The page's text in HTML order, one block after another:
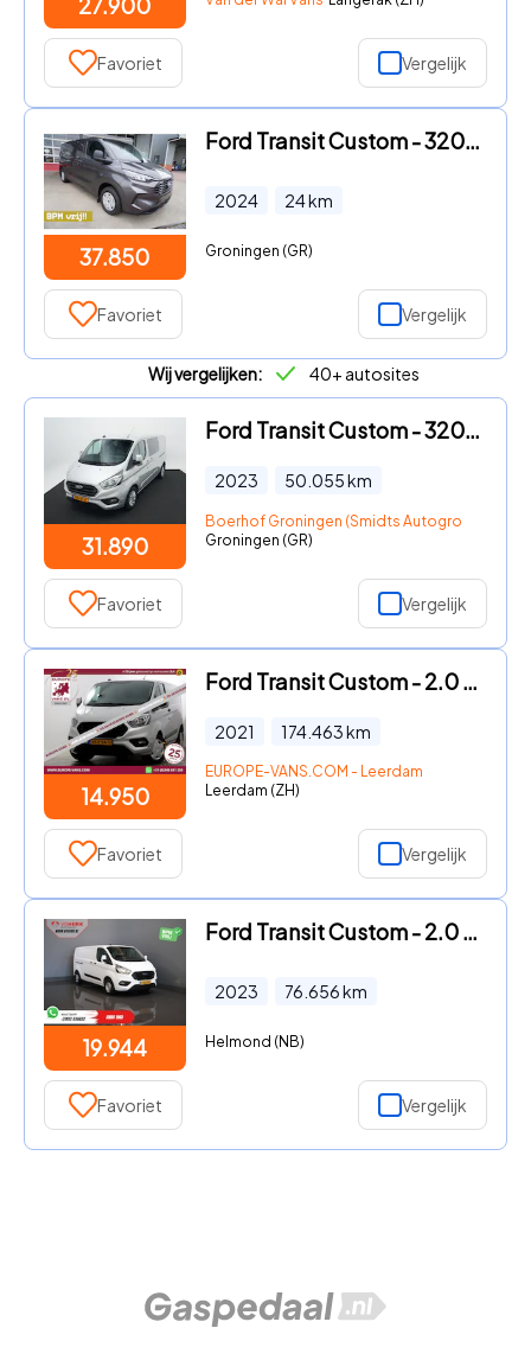
Favoriet Vergelijk
37.850
Ford Transit Custom - 320L 2.0 TDCI 136PK L2H1 Trend Achterklep Schuifdeur L / R N
2024 24km
Groningen (GR)
Favoriet Vergelijk
Wij vergelijken: 40+ autosites
31.890
Ford Transit Custom - 320 2.0 TDCI 130pk L2H1 Limited DC | Camera | Leer | El. ver
2023 50.055km
Boerhof Groningen (Smidts Autogroep)
Groningen (GR)
Favoriet Vergelijk
14.950
Ford Transit Custom - 2.0 TDCI 130pk L1H1 Automaat Trend Airco/Navi 06-2021
2021 174.463km
EUROPE-VANS.COM - Leerdam
Leerdam (ZH)
Favoriet Vergelijk
19.944
Ford Transit Custom - 2.0 TDCI L2 130 pk Trend 2.8t Trekverm./ Cruise/ PDC V+A/ DA
2023 76.656km
Helmond (NB)
Favoriet Vergelijk